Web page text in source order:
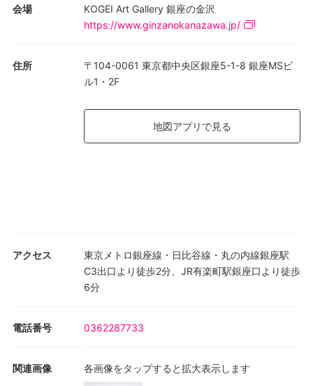
会場
KOGEI Art Gallery 銀座の金沢
https://www.ginzanokanazawa.jp/
住所
〒104-0061 東京都中央区銀座5-1-8 銀座MSビ
ル1・2F
地図アプリで見る
アクセス
東京メトロ銀座線・日比谷線・丸の内線銀座駅
C3出口より徒歩2分、JR有楽町駅銀座口より徒歩
6分
電話番号 0362287733
関連画像 各画像をタップすると拡大表示します